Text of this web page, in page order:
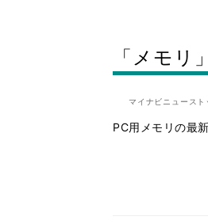
「メモリ
マイナビニュースト
PC用メモリの最